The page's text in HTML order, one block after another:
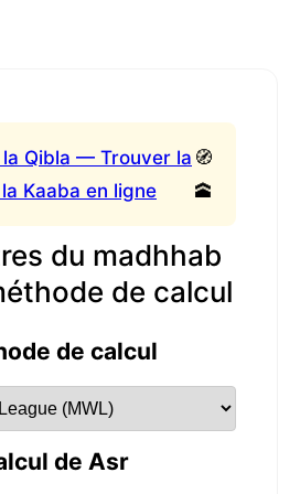
la Qibla — Trouver la
Kaaba en ligne
🧭
🕋
du madhhab
de calcul
de calcul
de Asr